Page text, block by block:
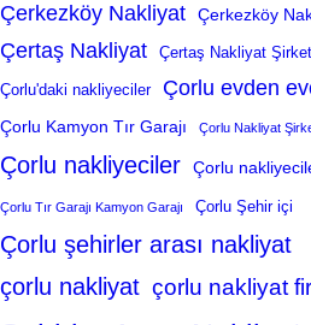
Çerkezköy Nakliyat Çerkezköy
Çertaş Nakliyat Çertaş Nakliyat
Çorlu'daki nakliyeciler Çorlu evden
Çorlu Kamyon Tır Garajı Çorlu Nakliyat
Çorlu nakliyeciler Çorlu
Çorlu Tır Garajı Kamyon Garajı Çorlu Şehir içi
Çorlu şehirler arası nakliyat
çorlu nakliyat çorlu nakliyat